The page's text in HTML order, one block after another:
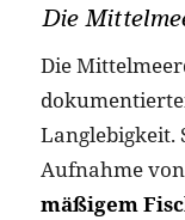
Die
Die
Langlebigkeit.
Aufnahme von
mäßigem